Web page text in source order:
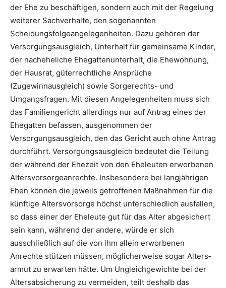
der Ehe zu beschäftigen, sondern auch mit der Regelung
weiterer Sachverhalte, den sogenannten
Scheidungsfolgeangelegenheiten. Dazu gehören der
Versorgungsausgleich, Unterhalt für gemeinsame Kinder,
der nacheheliche Ehegattenunterhalt, die Ehewohnung,
der Hausrat, güterrechtliche Ansprüche
(Zugewinnausgleich) sowie Sorgerechts- und
Umgangsfragen. Mit diesen Angelegenheiten muss sich
das Familiengericht allerdings nur auf Antrag eines der
Ehegatten befassen, ausgenommen der
Versorgungsausgleich, den das Gericht auch ohne Antrag
durchführt. Versorgungsausgleich bedeutet die Teilung
der während der Ehezeit von den Eheleuten erworbenen
Altersvorsorgeanrechte. Insbesondere bei langjährigen
Ehen können die jeweils getroffenen Maßnahmen für die
künftige Altersvorsorge höchst unterschiedlich ausfallen,
so dass einer der Eheleute gut für das Alter abgesichert
sein kann, während der andere, würde er sich
ausschließlich auf die von ihm allein erworbenen
Anrechte stützen müssen, möglicherweise sogar Alters­
armut zu erwarten hätte. Um Un­gleichgewichte bei der
Altersabsicherung zu vermeiden, teilt deshalb das